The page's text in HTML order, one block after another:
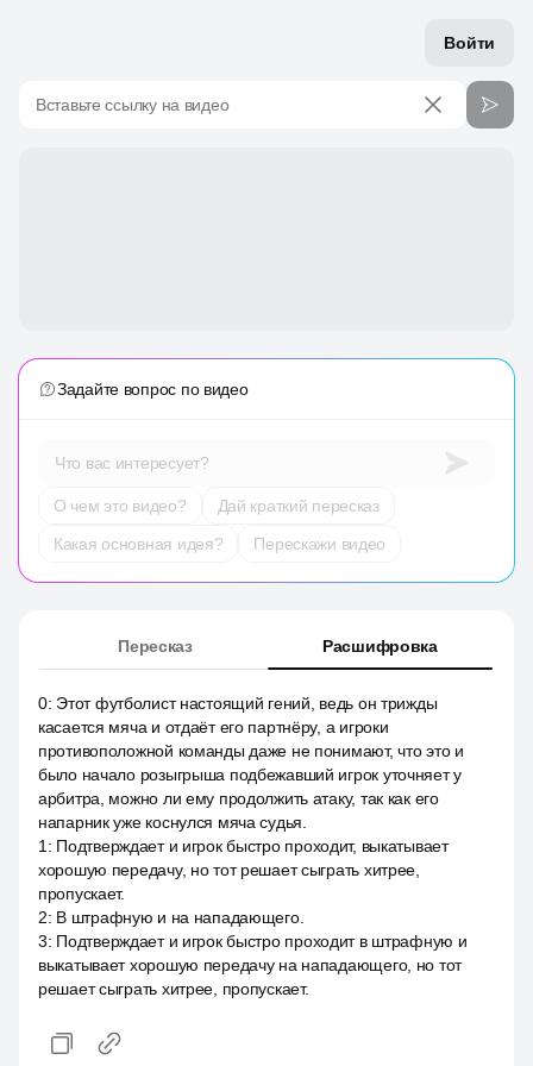
Войти
Вставьте ссылку на видео
Задайте вопрос по видео
Что вас интересует?
О чем это видео?
Дай краткий пересказ
Какая основная идея?
Перескажи видео
Пересказ Расшифровка
0: Этот футболист настоящий гений, ведь он трижды
касается мяча и отдаёт его партнёру, а игроки
противоположной команды даже не понимают, что это и
было начало розыгрыша подбежавший игрок уточняет у
арбитра, можно ли ему продолжить атаку, так как его
напарник уже коснулся мяча судья.
1 : Подтверждает и игрок быстро проходит, выкатывает
хорошую передачу, но тот решает сыграть хитрее,
пропускает.
2: В штрафную и на нападающего.
3: Подтверждает и игрок быстро проходит в штрафную и
выкатывает хорошую передачу на нападающего, но тот
решает сыграть хитрее, пропускает.